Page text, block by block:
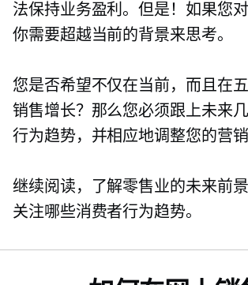
法保持业务盈利。但是！如果您对
你需要超越当前的背景来思考。
您是否希望不仅在当前，而且在
销售增长？那么您必须跟上未来
行为趋势，并相应地调整您的营销
继续阅读，了解零售业的未来前
关注哪些消费者行为趋势。